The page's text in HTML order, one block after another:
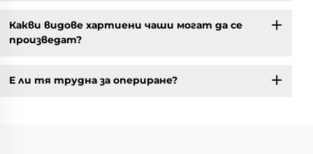
Какви видове хартиени чаши могат да се
произведат?
Е ли тя трудна за опериране?